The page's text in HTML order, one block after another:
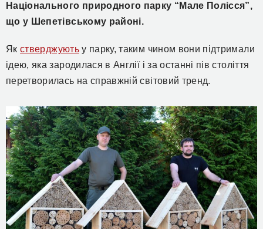
Національного природного парку “Мале Полісся”,
що у Шепетівському районі.
Якстверджуютьу парку, таким чином вони підтримали
ідею, яка зародилася в Англії і за останні пів століття
перетворилась на справжній світовий тренд.